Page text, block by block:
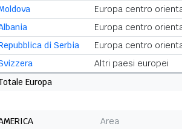
Europa centro
Europa centro
di Serbia
Europa centro
Altri paesi europei
Europa
Area